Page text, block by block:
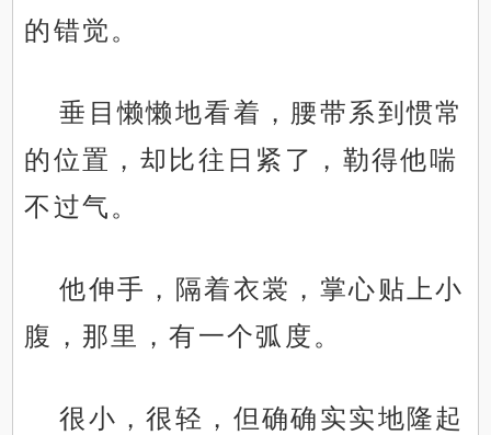
的错觉。
垂目懒懒地看着，腰带系到惯常
的位置，却比往日紧了，勒得他喘
不过气。
他伸手，隔着衣裳，掌心贴上小
腹，那里，有一个弧度。
很小，很轻，但确确实实地隆起